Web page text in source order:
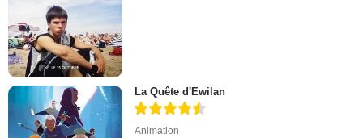
La Quête d'Ewilan
Animation